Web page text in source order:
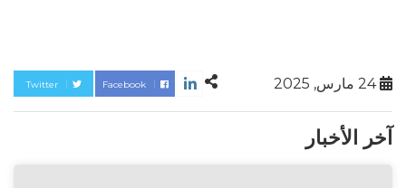
24 مارس, 2025 Twitter Facebook
آخر الأخبار